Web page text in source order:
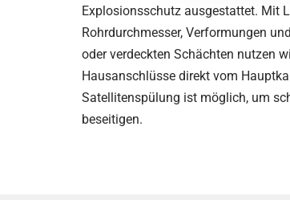
Explosionsschutz ausgestattet. Mit
Rohrdurchmesser, Verformungen
oder verdeckten Schächten nutzen
Hausanschlüsse direkt vom
Satellitenspülung ist möglich, um
beseitigen.